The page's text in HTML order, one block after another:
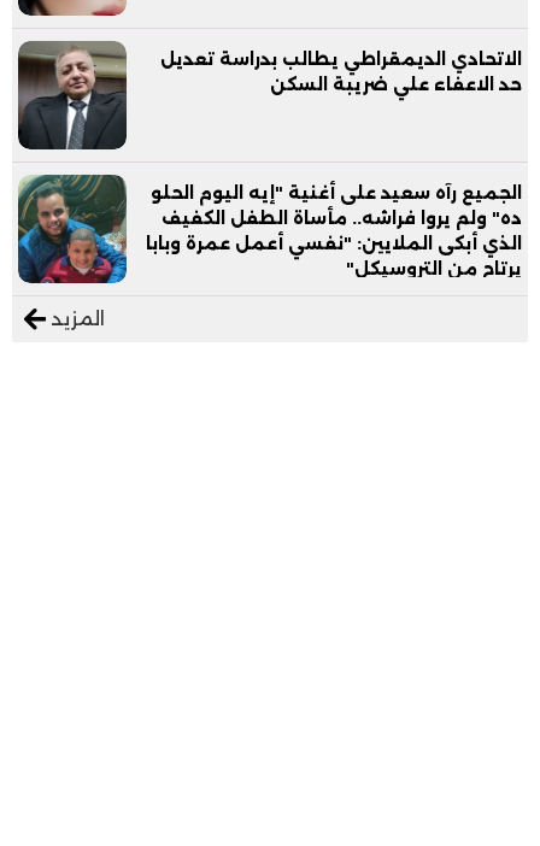
الاتحادي الديمقراطي يطالب بدراسة تعديل
حد الاعفاء علي ضريبة السكن
الجميع رآه سعيد على أغنية "إيه اليوم الحلو
ده" ولم يروا فراشه.. مأساة الطفل الكفيف
الذي أبكى الملايين: "نفسي أعمل عمرة وبابا
يرتاح من التروسيكل"
المزيد